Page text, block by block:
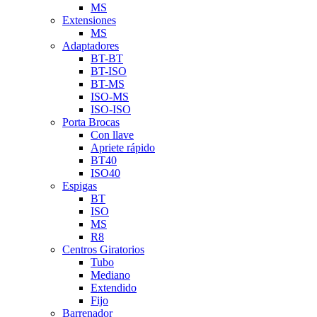
MS
Extensiones
MS
Adaptadores
BT-BT
BT-ISO
BT-MS
ISO-MS
ISO-ISO
Porta Brocas
Con llave
Apriete rápido
BT40
ISO40
Espigas
BT
ISO
MS
R8
Centros Giratorios
Tubo
Mediano
Extendido
Fijo
Barrenador